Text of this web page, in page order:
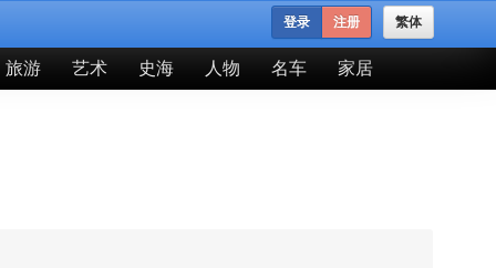
繁体
登录 注册
旅游 艺术 史海 人物 名车 家居